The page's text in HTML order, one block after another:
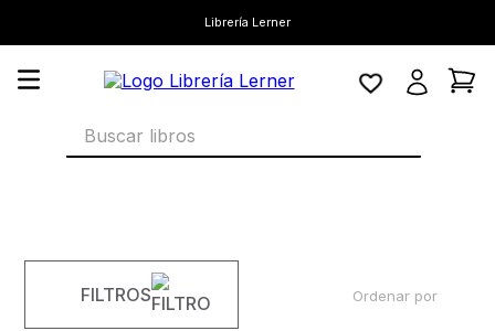
Librería Lerner
Buscar libros
FILTROS Ordenar por